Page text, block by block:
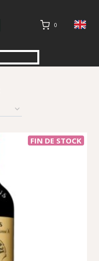
0
FIN DE STOCK